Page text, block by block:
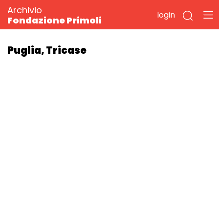
Archivio
Fondazione Primoli
login
Puglia, Tricase